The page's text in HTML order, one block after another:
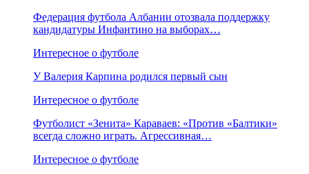
Федерация футбола Албании отозвала поддержку
кандидатуры Инфантино на выборах…
Интересное о футболе
У Валерия Карпина родился первый сын
Интересное о футболе
Футболист «Зенита» Караваев: «Против «Балтики»
всегда сложно играть. Агрессивная…
Интересное о футболе